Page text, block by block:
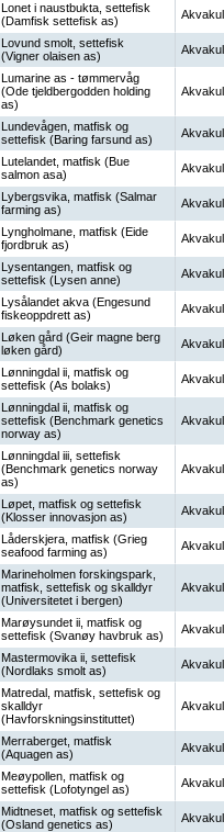
Lonet i naustbukta, settefisk
(Damfisk settefisk as)
Lovund smolt, settefisk
(Vigner olaisen as)
Lumarine as - tømmervåg
(Ode tjeldbergodden holding
as)
Lundevågen, matfisk og
settefisk (Baring farsund as)
Lutelandet, matfisk (Bue
salmon asa)
Lybergsvika, matfisk (Salmar
farming as)
Lyngholmane, matfisk (Eide
fjordbruk as)
Lysentangen, matfisk og
settefisk (Lysen anne)
Lysålandet akva (Engesund
fiskeoppdrett as)
Løken gård (Geir magne berg
løken gård)
Lønningdal ii, matfisk og
settefisk (As bolaks)
Lønningdal ii, matfisk og
settefisk (Benchmark genetics
norway as)
Lønningdal iii, settefisk
(Benchmark genetics norway
as)
Løpet, matfisk og settefisk
(Klosser innovasjon as)
Låderskjera, matfisk (Grieg
seafood farming as)
Marineholmen forskingspark,
matfisk, settefisk og skalldyr
(Universitetet i bergen)
Marøysundet ii, matfisk og
settefisk (Svanøy havbruk as)
Mastermovika ii, settefisk
(Nordlaks smolt as)
Matredal, matfisk, settefisk og
skalldyr
(Havforskningsinstituttet)
Merraberget, matfisk
(Aquagen as)
Meøypollen, matfisk og
settefisk (Lofotyngel as)
Midtneset, matfisk og settefisk
(Osland genetics as)